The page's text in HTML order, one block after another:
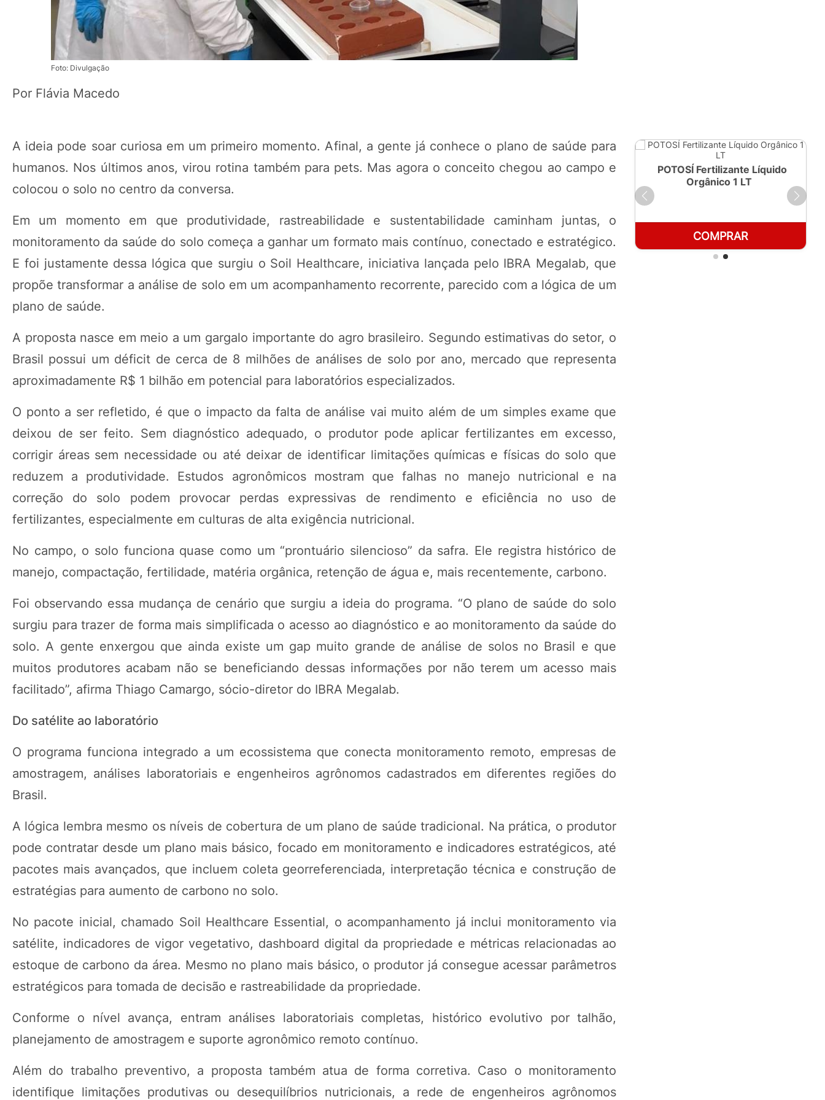
Foto: Divulgação
Por Flávia Macedo
A ideia pode soar curiosa em um primeiro momento. Afinal, a gente já conhece o plano de saúde para
humanos. Nos últimos anos, virou rotina também para pets. Mas agora o conceito chegou ao campo e
colocou o solo no centro da conversa.
Em um momento em que produtividade, rastreabilidade e sustentabilidade caminham juntas, o
monitoramento da saúde do solo começa a ganhar um formato mais contínuo, conectado e estratégico.
E foi justamente dessa lógica que surgiu o Soil Healthcare, iniciativa lançada pelo IBRA Megalab, que
propõe transformar a análise de solo em um acompanhamento recorrente, parecido com a lógica de um
plano de saúde.
A proposta nasce em meio a um gargalo importante do agro brasileiro. Segundo estimativas do setor, o
Brasil possui um déficit de cerca de 8 milhões de análises de solo por ano, mercado que representa
aproximadamente R$ 1 bilhão em potencial para laboratórios especializados.
O ponto a ser refletido, é que o impacto da falta de análise vai muito além de um simples exame que
deixou de ser feito. Sem diagnóstico adequado, o produtor pode aplicar fertilizantes em excesso,
corrigir áreas sem necessidade ou até deixar de identificar limitações químicas e físicas do solo que
reduzem a produtividade. Estudos agronômicos mostram que falhas no manejo nutricional e na
correção do solo podem provocar perdas expressivas de rendimento e eficiência no uso de
fertilizantes, especialmente em culturas de alta exigência nutricional.
No campo, o solo funciona quase como um “prontuário silencioso” da safra. Ele registra histórico de
manejo, compactação, fertilidade, matéria orgânica, retenção de água e, mais recentemente, carbono.
Foi observando essa mudança de cenário que surgiu a ideia do programa. “O plano de saúde do solo
surgiu para trazer de forma mais simplificada o acesso ao diagnóstico e ao monitoramento da saúde do
solo. A gente enxergou que ainda existe um gap muito grande de análise de solos no Brasil e que
muitos produtores acabam não se beneficiando dessas informações por não terem um acesso mais
facilitado”, afirma Thiago Camargo, sócio-diretor do IBRA Megalab.
Do satélite ao laboratório
O programa funciona integrado a um ecossistema que conecta monitoramento remoto, empresas de
amostragem, análises laboratoriais e engenheiros agrônomos cadastrados em diferentes regiões do
Brasil.
A lógica lembra mesmo os níveis de cobertura de um plano de saúde tradicional. Na prática, o produtor
pode contratar desde um plano mais básico, focado em monitoramento e indicadores estratégicos, até
pacotes mais avançados, que incluem coleta georreferenciada, interpretação técnica e construção de
estratégias para aumento de carbono no solo.
No pacote inicial, chamado Soil Healthcare Essential, o acompanhamento já inclui monitoramento via
satélite, indicadores de vigor vegetativo, dashboard digital da propriedade e métricas relacionadas ao
estoque de carbono da área. Mesmo no plano mais básico, o produtor já consegue acessar parâmetros
estratégicos para tomada de decisão e rastreabilidade da propriedade.
Conforme o nível avança, entram análises laboratoriais completas, histórico evolutivo por talhão,
planejamento de amostragem e suporte agronômico remoto contínuo.
Além do trabalho preventivo, a proposta também atua de forma corretiva. Caso o monitoramento
identifique limitações produtivas ou desequilíbrios nutricionais, a rede de engenheiros agrônomos
POTOSÍ Fertilizante Líquido
COMPRAR
POTOSÍ Fertilizante Líquido
Orgânico 1 LT
COMPRAR